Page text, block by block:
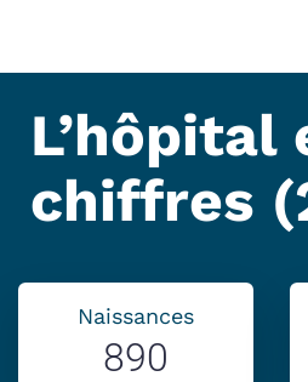
L’hôpital
chiffres
Naissances
890